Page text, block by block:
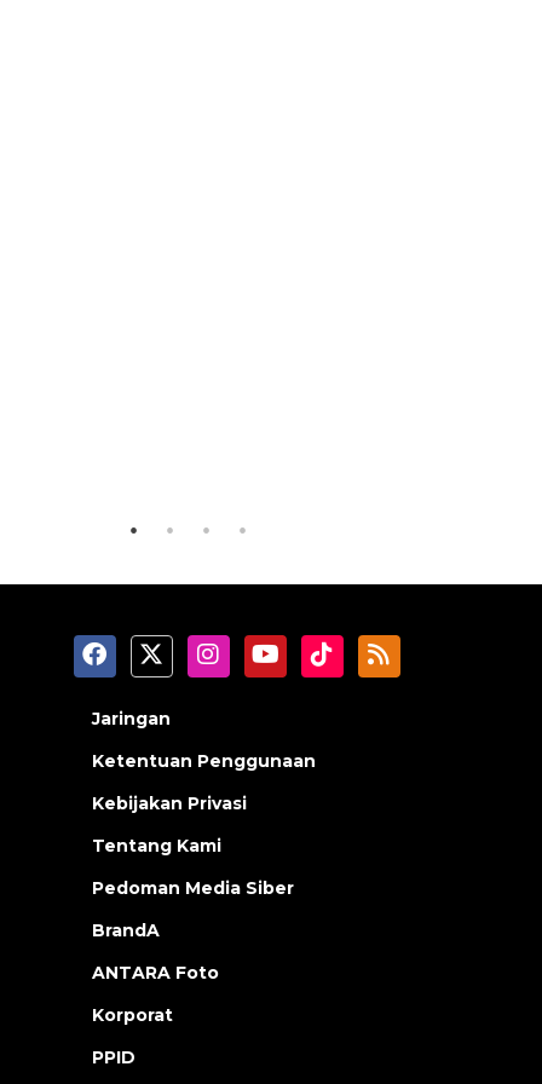
Jaringan
Ketentuan Penggunaan
Kebijakan Privasi
Tentang Kami
Pedoman Media Siber
BrandA
ANTARA Foto
Korporat
PPID